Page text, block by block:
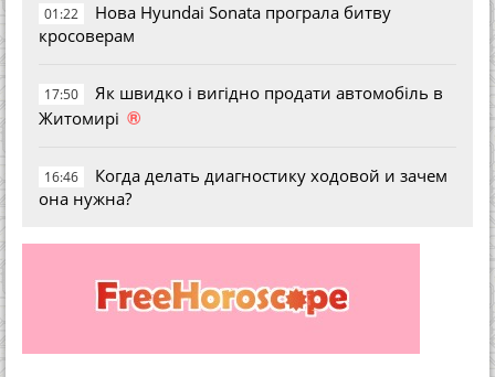
01:22
Нова Hyundai Sonata програла битву
кросоверам
17:50
Як швидко і вигідно продати автомобіль в
Житомирі ®
16:46
Когда делать диагностику ходовой и зачем
она нужна?